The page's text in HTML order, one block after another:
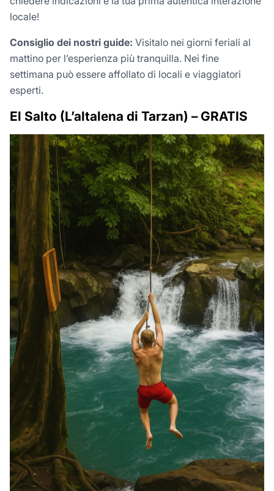
locale!
Consiglio dei nostri guide: Visitalo nei giorni feriali al
mattino per l’esperienza più tranquilla. Nei fine
settimana può essere affollato di locali e viaggiatori
esperti.
El Salto (L’altalena di Tarzan) – GRATIS